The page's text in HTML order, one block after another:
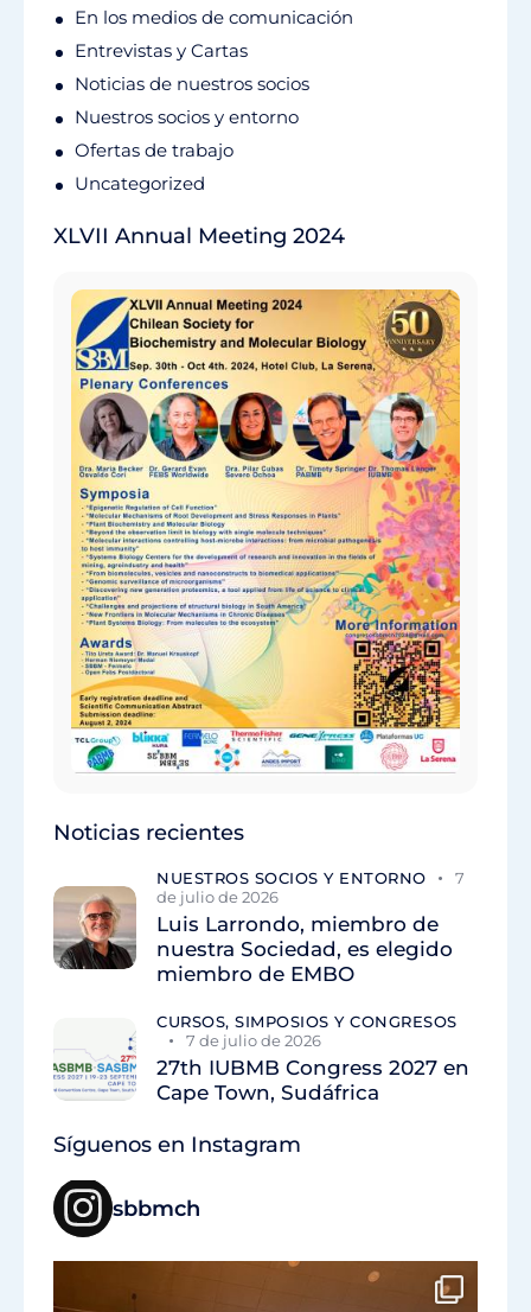
En los medios de comunicación
Entrevistas y Cartas
Noticias de nuestros socios
Nuestros socios y entorno
Ofertas de trabajo
Uncategorized
XLVII Annual Meeting 2024
Noticias recientes
NUESTROS SOCIOS Y ENTORNO
7
de julio de 2026
Luis Larrondo, miembro de
nuestra Sociedad, es elegido
miembro de EMBO
CURSOS, SIMPOSIOS Y CONGRESOS
7 de julio de 2026
27th IUBMB Congress 2027 en
Cape Town, Sudáfrica
Síguenos en Instagram
sbbmch